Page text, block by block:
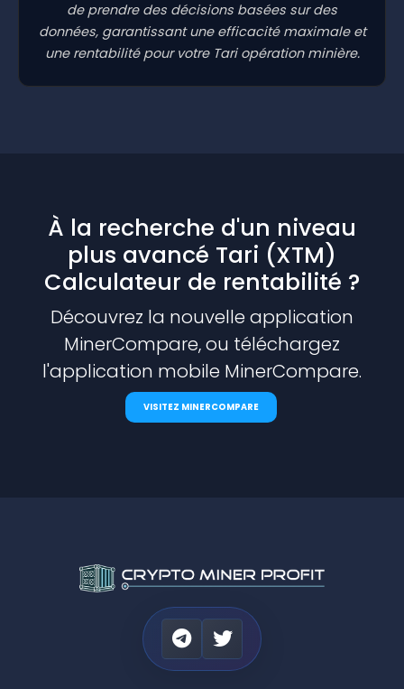
de prendre des décisions basées sur des
données, garantissant une efficacité maximale et
une rentabilité pour votre Tari opération minière.
À la recherche d'un niveau
plus avancé Tari (XTM)
Calculateur de rentabilité ?
Découvrez la nouvelle application
MinerCompare, ou téléchargez
l'application mobile MinerCompare.
VISITEZ MINERCOMPARE